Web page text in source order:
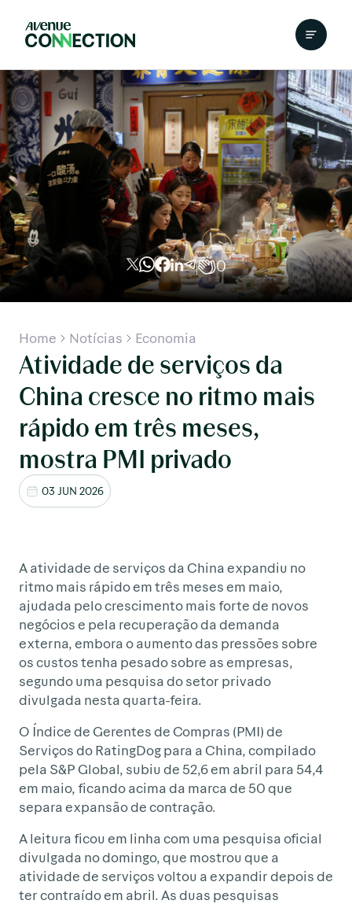
0
Home Notícias Economia
Atividade de serviços da
China cresce no ritmo mais
rápido em três meses,
mostra PMI privado
03 JUN 2026
A atividade de serviços da China expandiu no
ritmo mais rápido em três meses em maio,
ajudada pelo crescimento mais forte de novos
negócios e pela recuperação da demanda
externa, embora o aumento das pressões sobre
os custos tenha pesado sobre as empresas,
segundo uma pesquisa do setor privado
divulgada nesta quarta-feira.
O Índice de Gerentes de Compras (PMI) de
Serviços do RatingDog para a China, compilado
pela S&P Global, subiu de 52,6 em abril para 54,4
em maio, ficando acima da marca de 50 que
separa expansão de contração.
A leitura ficou em linha com uma pesquisa oficial
divulgada no domingo, que mostrou que a
atividade de serviços voltou a expandir depois de
ter contraído em abril. As duas pesquisas